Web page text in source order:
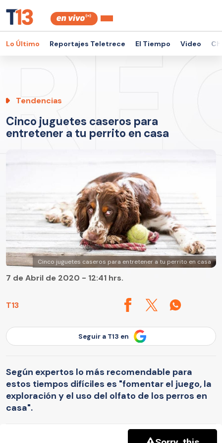
Lo Último Reportajes Teletrece El Tiempo Video
Tendencias
Cinco juguetes caseros para
entretener a tu perrito en casa
Cinco juguetes caseros para entretener a tu perrito en casa
T13
7 de Abril de 2020 - 12:41 hrs.
Seguir a T13 en
Según expertos lo más recomendable para
estos tiempos difíciles es "fomentar el juego, la
exploración y el uso del olfato de los perros en
casa".